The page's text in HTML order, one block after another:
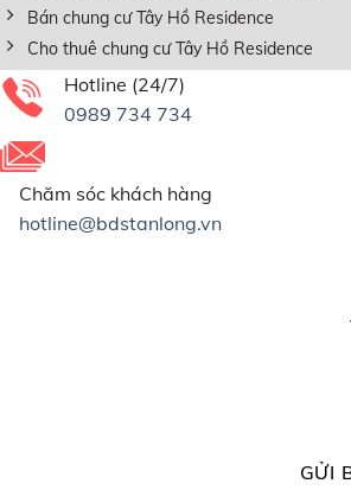
Bán chung cư Tây Hồ Residence
Cho thuê chung cư Tây Hồ Residence
Hotline (24/7)
0989 734 734
Chăm sóc khách hàng
hotline@bdstanlong.vn
GỬI